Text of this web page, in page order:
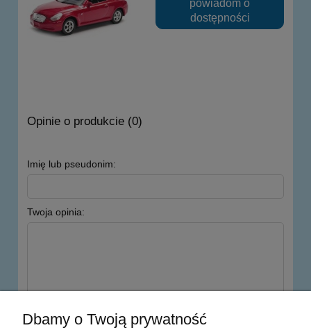
dostępności
Opinie o produkcie (0)
Imię lub pseudonim:
Twoja opinia:
Dbamy o Twoją prywatność